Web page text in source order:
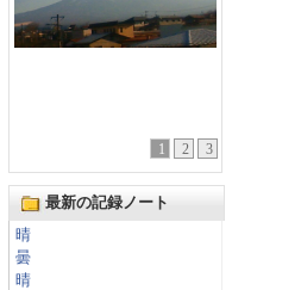
1 2 3
最新の記録ノート
晴
曇
晴